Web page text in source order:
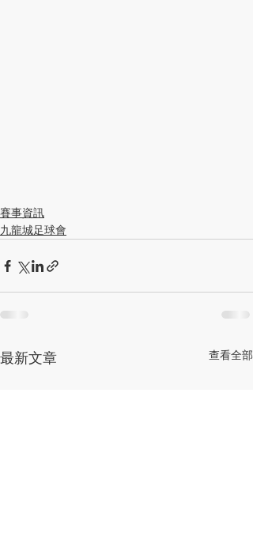
賽事資訊
九龍城足球會
最新文章 查看全部